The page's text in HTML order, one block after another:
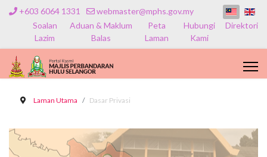
+603 6064 1331
webmaster@mphs.gov.my
Soalan
Lazim
Aduan & Maklum
Balas
Peta
Laman
Hubungi
Kami
Direktori
Laman Utama Dasar Privasi